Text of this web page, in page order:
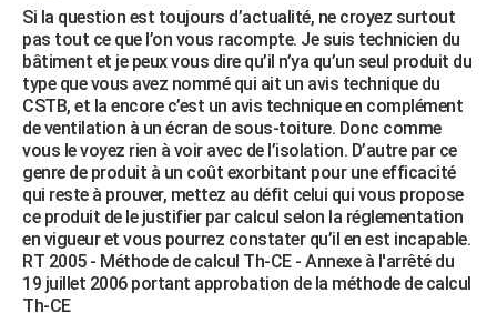
Dictionnaire
Biographies
Citations
Expressions
Proverbes
PROGRAMME TV
COPAINS D'AVANT
S'inscrire
Se connecter
Lycées
Collèges
Primaires
Universités
Entreprises
Service militaire
Avis de recherche
AVIS DE DÉCÈS
FORUM
Bricolage
Lifestyle
Culture
Sport
Auto
Television
Voyage
Cinema
Si la question est toujours d’actualité, ne croyez surtout
pas tout ce que l’on vous racompte. Je suis technicien du
bâtiment et je peux vous dire qu’il n’ya qu’un seul produit du
type que vous avez nommé qui ait un avis technique du
CSTB, et la encore c’est un avis technique en complément
de ventilation à un écran de sous-toiture. Donc comme
vous le voyez rien à voir avec de l’isolation. D’autre par ce
genre de produit à un coût exorbitant pour une efficacité
qui reste à prouver, mettez au défit celui qui vous propose
ce produit de le justifier par calcul selon la réglementation
en vigueur et vous pourrez constater qu’il en est incapable.
RT 2005 - Méthode de calcul Th-CE - Annexe à l'arrêté du
19 juillet 2006 portant approbation de la méthode de calcul
Th-CE